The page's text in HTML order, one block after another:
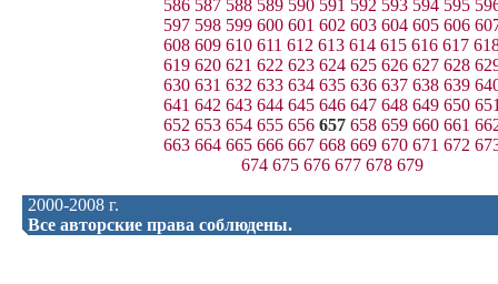
586 587 588 589 590 591 592 593 594 595
597 598 599 600 601 602 603 604 605 606
608 609 610 611 612 613 614 615 616 617
619 620 621 622 623 624 625 626 627 628
630 631 632 633 634 635 636 637 638 639
641 642 643 644 645 646 647 648 649 650
652 653 654 655 656 657 658 659 660 661
663 664 665 666 667 668 669 670 671 672
674 675 676 677 678 679
2000-2008 г.
Все авторские права соблюдены.